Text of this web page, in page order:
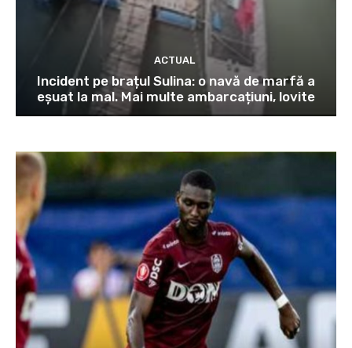
ACTUAL
Incident pe brațul Sulina: o navă de marfă a
eșuat la mal. Mai multe ambarcațiuni, lovite